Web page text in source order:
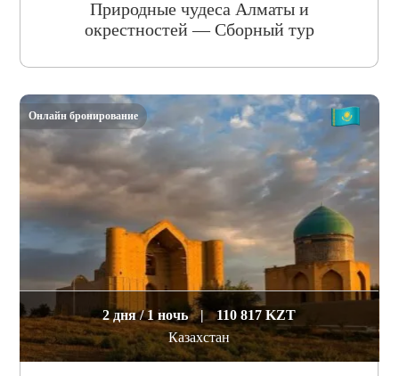
Природные чудеса Алматы и
окрестностей — Сборный тур
2 дня / 1 ночь |
110 817 KZT
Казахстан
Онлайн бронирование